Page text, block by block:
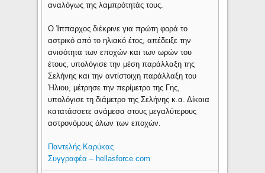
αναλόγως της λαμπρότητάς τους.
Ο Ίππαρχος διέκρινε για πρώτη φορά το
αστρικό από το ηλιακό έτος, απέδειξε την
ανισότητα των εποχών και των ωρών του
έτους, υπολόγισε την μέση παράλλαξη της
Σελήνης και την αντίστοιχη παράλλαξη του
Ήλιου, μέτρησε την περίμετρο της Γης,
υπολόγισε τη διάμετρο της Σελήνης κ.α. Δίκαια
κατατάσσετε ανάμεσα στους μεγαλύτερους
αστρονόμους όλων των εποχών.
Παντελής Καρύκας
Συγγραφέα – hellasforce.com